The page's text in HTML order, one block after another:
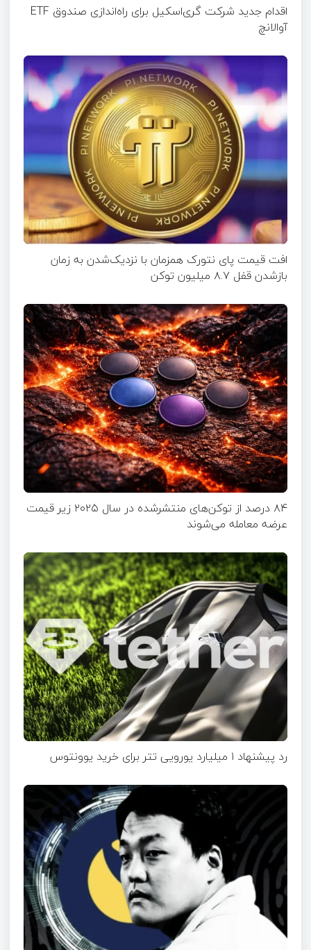
اقدام جدید شرکت گری‌اسکیل برای راه‌اندازی صندوق ETF
آوالانچ
افت قیمت پای نتورک همزمان با نزدیک‌شدن به زمان
بازشدن قفل ۸.۷ میلیون توکن
۸۴ درصد از توکن‌های منتشر‌شده در سال ۲۰۲۵ زیر قیمت
عرضه معامله می‌شوند
رد پیشنهاد ۱ میلیارد یورویی تتر برای خرید یوونتوس